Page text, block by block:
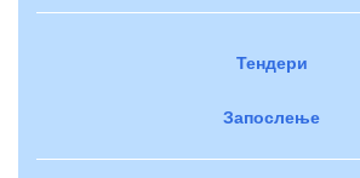
Тендери
Запослење